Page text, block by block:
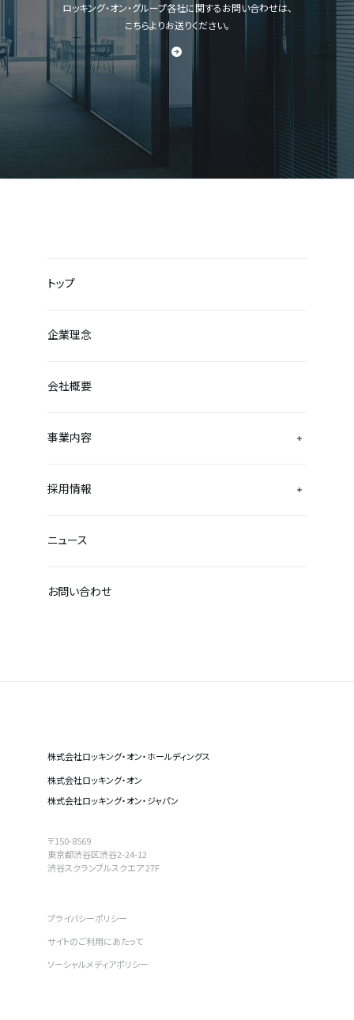
ロッキング・オン・グループ各社に関するお問い合わせは、
こちらよりお送りください。
株式会社ロッキング・オン・ホールディングス
株式会社ロッキング・オン
株式会社ロッキング・オン・ジャパン
〒150-8569
東京都渋谷区渋谷2-24-12
渋谷スクランブルスクエア 27F
トップ
企業理念
会社概要
事業内容
採用情報
ニュース
お問い合わせ
プライバシーポリシー
サイトのご利用にあたって
ソーシャルメディアポリシー